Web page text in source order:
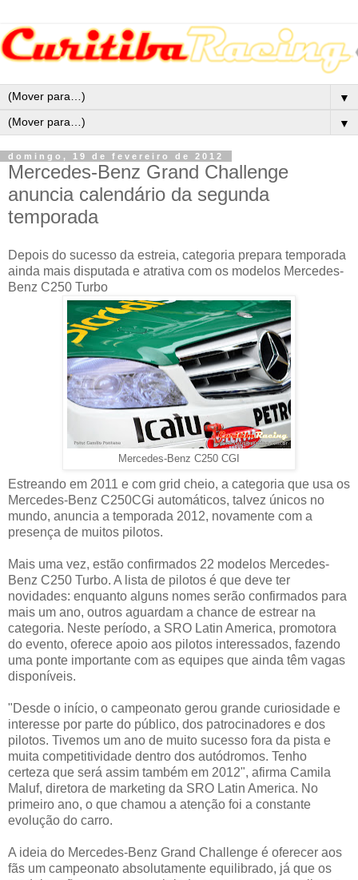
▼
▼
domingo, 19 de fevereiro de 2012
Mercedes-Benz Grand Challenge
anuncia calendário da segunda
temporada
Depois do sucesso da estreia, categoria prepara temporada
ainda mais disputada e atrativa com os modelos Mercedes-
Benz C250 Turbo
Mercedes-Benz C250 CGI
Estreando em 2011 e com grid cheio, a categoria que usa os
Mercedes-Benz C250CGi automáticos, talvez únicos no
mundo, anuncia a temporada 2012, novamente com a
presença de muitos pilotos.
Mais uma vez, estão confirmados 22 modelos Mercedes-
Benz C250 Turbo. A lista de pilotos é que deve ter
novidades: enquanto alguns nomes serão confirmados para
mais um ano, outros aguardam a chance de estrear na
categoria. Neste período, a SRO Latin America, promotora
do evento, oferece apoio aos pilotos interessados, fazendo
uma ponte importante com as equipes que ainda têm vagas
disponíveis.
"Desde o início, o campeonato gerou grande curiosidade e
interesse por parte do público, dos patrocinadores e dos
pilotos. Tivemos um ano de muito sucesso fora da pista e
muita competitividade dentro dos autódromos. Tenho
certeza que será assim também em 2012", afirma Camila
Maluf, diretora de marketing da SRO Latin America. No
primeiro ano, o que chamou a atenção foi a constante
evolução do carro.
A ideia do Mercedes-Benz Grand Challenge é oferecer aos
fãs um campeonato absolutamente equilibrado, já que os